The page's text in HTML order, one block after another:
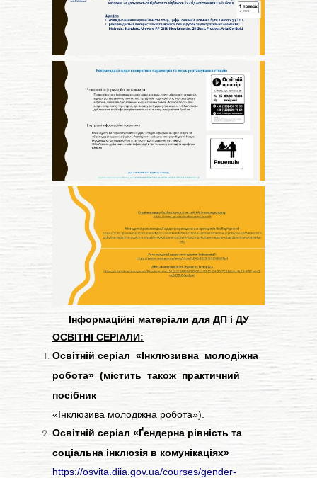
Інформаційні матеріали для ДП і ДУ
ОСВІТНІ СЕРІАЛИ:
Освітній серіал «Інклюзивна молодіжна
робота» (містить також практичний
посібник
«Інклюзива молодіжна робота»).
Освітній серіал «Ґендерна рівність та
соціальна інклюзія в комунікаціях»
https://osvita.diia.gov.ua/courses/gender-